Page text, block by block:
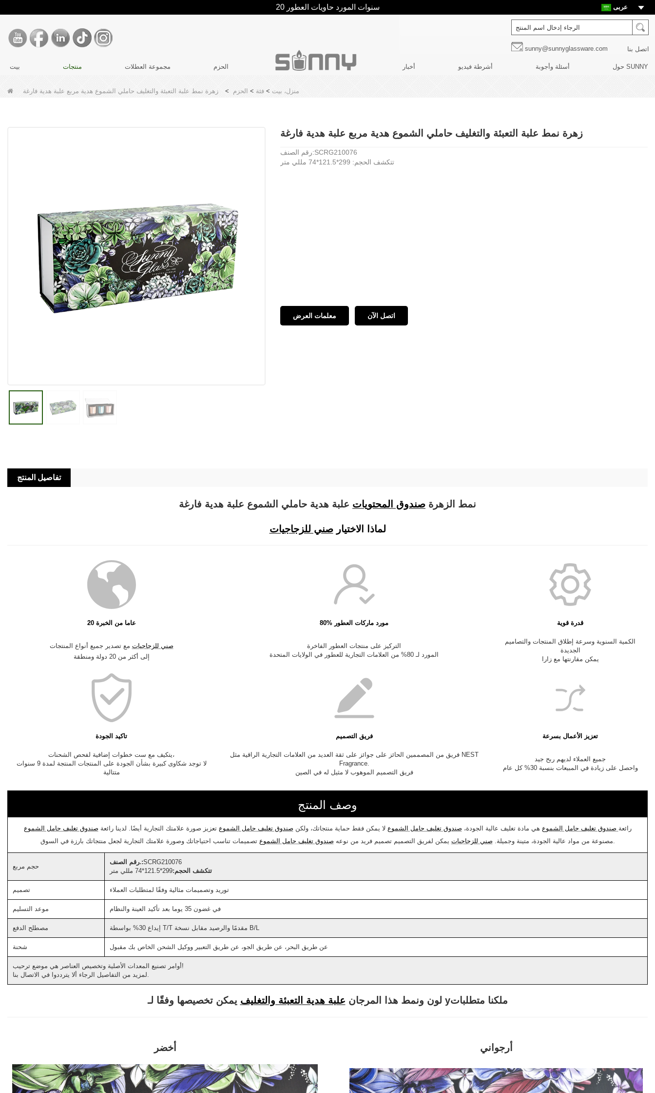
20 سنوات المورد حاويات العطور عربى
sunny@sunnyglassware.com اتصل بنا
بيت منتجات مجموعة العطلات الحزم أخبار أشرطة فيديو أسئلة وأجوبة حول SUNNY
منزل، بيت > فئة > الحزم > زهرة نمط علبة التعبئة والتغليف حاملي الشموع هدية مربع علبة هدية فارغة
زهرة نمط علبة التعبئة والتغليف حاملي الشموع هدية مربع علبة هدية فارغة
رقم الصنف:SCRG210076
تتكشف الحجم: 299*121.5*74 مللي متر
معلمات العرض اتصل الآن
تفاصيل المنتج
نمط الزهرة صندوق المحتويات علبة هدية حاملي الشموع علبة هدية فارغة
لماذا الاختيارصني للزجاجيات
20 عاما من الخبرة 80% مورد ماركات العطور قدرة قوية
صني للزجاجيات مع تصدير جميع أنواع المنتجات
إلى أكثر من 20 دولة ومنطقة
التركيز على منتجات العطور الفاخرة
المورد لـ 80% من العلامات التجارية للعطور في الولايات المتحدة
الكمية السنوية وسرعة إطلاق المنتجات والتصاميم
الجديدة
يمكن مقارنتها مع زارا
تاكيد الجودة فريق التصميم تعزيز الأعمال بسرعة
يتكيف مع ست خطوات إضافية لفحص الشحنات،
لا توجد شكاوى كبيرة بشأن الجودة على المنتجات المنتجة لمدة 9 سنوات
متتالية
فريق من المصممين الحائز على جوائز على ثقة العديد من العلامات التجارية الراقية مثل NEST
Fragrance.
فريق التصميم الموهوب لا مثيل له في الصين
جميع العملاء لديهم ربح جيد
واحصل على زيادة في المبيعات بنسبة 30% كل عام
وصف المنتج
رائعة صندوق تغليف حامل الشموع هي مادة تغليف عالية الجودة، صندوق تغليف حامل الشموع لا يمكن فقط حماية منتجاتك، ولكن صندوق تغليف حامل الشموع تعزيز صورة علامتك التجارية أيضًا. لدينا رائعة صندوق تغليف حامل الشموع
مصنوعة من مواد عالية الجودة، متينة وجميلة. صني للزجاجيات يمكن لفريق التصميم تصميم فريد من نوعه صندوق تغليف حامل الشموع تصميمات تناسب احتياجاتك وصورة علامتك التجارية لجعل منتجاتك بارزة في السوق.
حجم مربع
رقم الصنف.:SCRG210076
تتكشف الحجم:299*121.5*74 مللي متر
تصميم توريد وتصميمات مثالية وفقًا لمتطلبات العملاء
موعد التسليم في غضون 35 يوما بعد تأكيد العينة والنظام
مصطلح الدفع إيداع 30% بواسطة T/T مقدمًا والرصيد مقابل نسخة B/L
شحنة عن طريق البحر، عن طريق الجو، عن طريق التعبير ووكيل الشحن الخاص بك مقبول
أوامر تصنيع المعدات الأصلية وتخصيص العناصر هي موضع ترحيب!
لمزيد من التفاصيل الرجاء ألا يترددوا في الاتصال بنا.
لون ونمط هذا المرجان علبة هدية التعبئة والتغليف يمكن تخصيصها وفقًا لـ y ملكنا متطلبات
أخضر أرجواني